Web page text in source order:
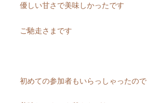
優しい甘さで美味しかったです
ご馳走さまです
初めての参加者もいらっしゃったので